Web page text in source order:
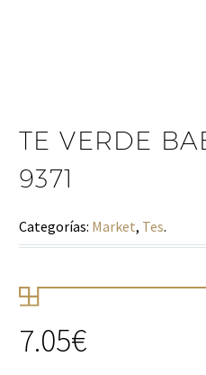
TE VERDE
9371
Categorías: Market, Tes.
7.05€